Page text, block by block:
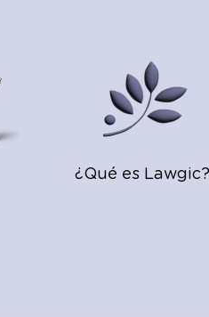
¿Qué es Lawgic?